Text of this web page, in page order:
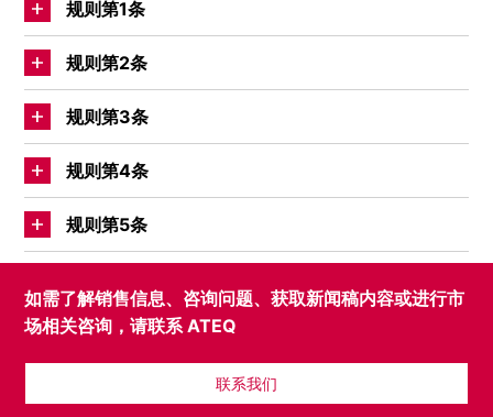
规则第1条
规则第2条
规则第3条
规则第4条
规则第5条
如需了解销售信息、咨询问题、获取新闻稿内容或进行市
场相关咨询，请联系 ATEQ
联系我们